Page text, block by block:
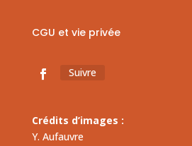
CGU et vie privée
Suivre
Crédits d’images :
Y. Aufauvre